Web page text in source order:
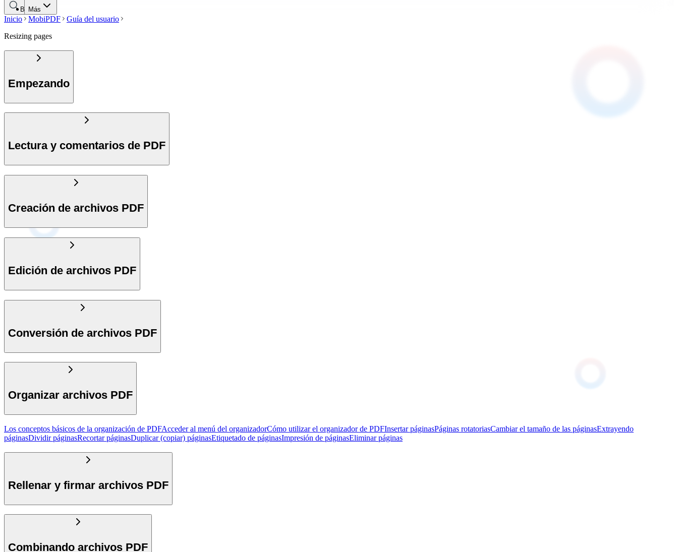
Más
Buscar
Inicio MobiPDF
Guía del usuario
Resizing pages
Empezando
Lectura y comentarios de PDF
Creación de archivos PDF
Edición de archivos PDF
Conversión de archivos PDF
Organizar archivos PDF
Los conceptos básicos de la organización de PDFAcceder al menú del organizadorCómo utilizar el organizador de PDFInsertar páginasPáginas rotatoriasCambiar el tamaño de las páginasExtrayendo
páginasDividir páginasRecortar páginasDuplicar (copiar) páginasEtiquetado de páginasImpresión de páginasEliminar páginas
Rellenar y firmar archivos PDF
Combinando archivos PDF